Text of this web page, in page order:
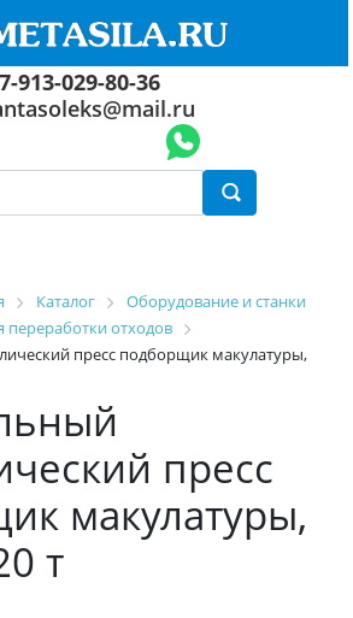
913-029-80-36
Каталог
Оборудование и станки
переработки отходов
пресс подборщик макулатуры,
пресс
макулатуры,
т